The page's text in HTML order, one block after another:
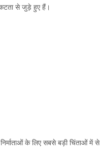
से जुड़े हुए हैं।
के लिए सबसे बड़ी चिंताओं में से